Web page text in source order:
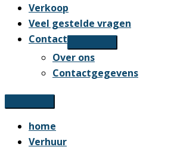
Verkoop
Veel gestelde vragen
Contact
Over ons
Contactgegevens
home
Verhuur